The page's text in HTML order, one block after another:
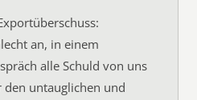
an, in einem
alle Schuld von uns
den untauglichen und